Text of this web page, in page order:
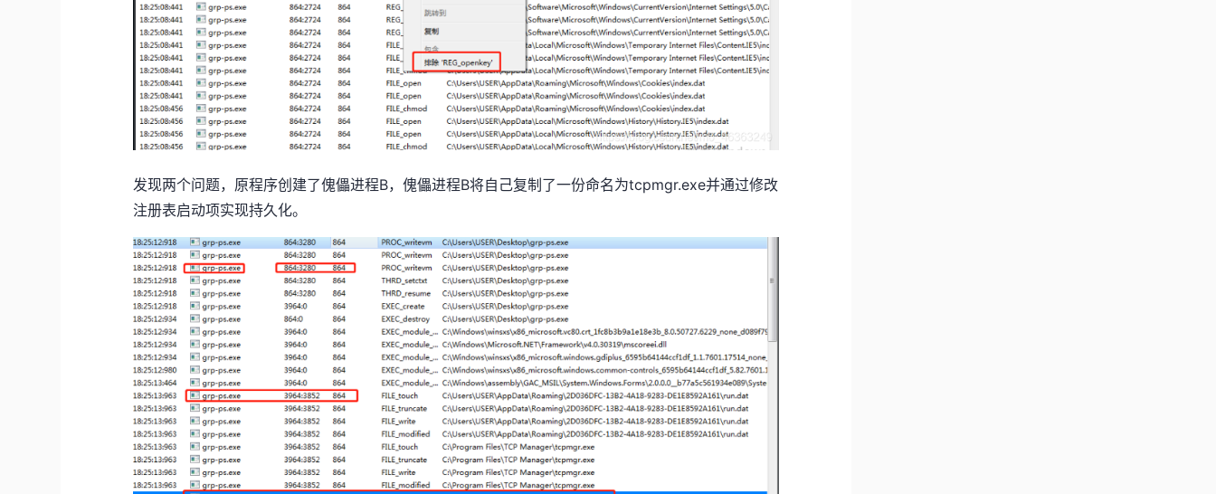
发现两个问题，原程序创建了傀儡进程B，傀儡进程B将自己复制了一份命名为tcpmgr.exe并通过修改
注册表启动项实现持久化。